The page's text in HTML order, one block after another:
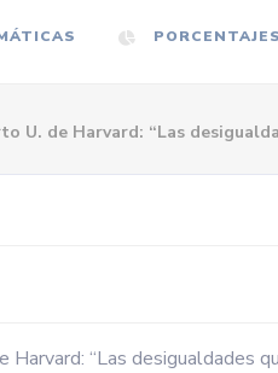
PORCENTAJES
U. de Harvard: “Las
Harvard: “Las desigualdades